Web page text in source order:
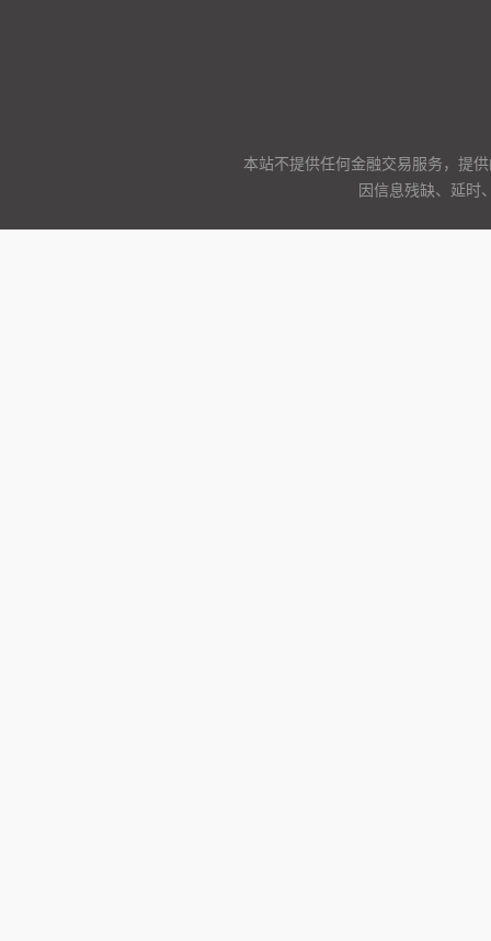
本站不提供任何金融交易服务，提
因信息残缺、延时